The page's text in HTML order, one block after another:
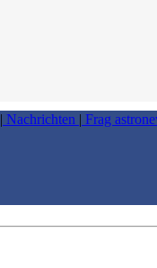
| Nachrichten | Frag